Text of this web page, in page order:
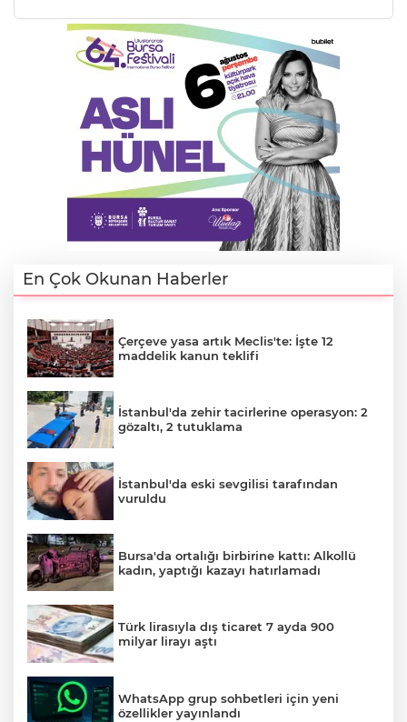
En Çok Okunan Haberler
Çerçeve yasa artık Meclis'te: İşte 12
maddelik kanun teklifi
İstanbul'da zehir tacirlerine operasyon: 2
gözaltı, 2 tutuklama
İstanbul'da eski sevgilisi tarafından
vuruldu
Bursa'da ortalığı birbirine kattı: Alkollü
kadın, yaptığı kazayı hatırlamadı
Türk lirasıyla dış ticaret 7 ayda 900
milyar lirayı aştı
WhatsApp grup sohbetleri için yeni
özellikler yayınlandı